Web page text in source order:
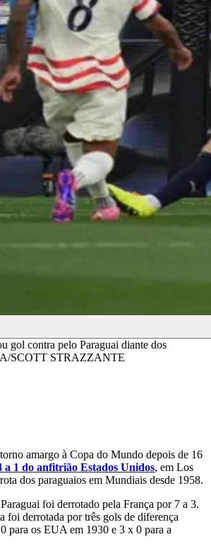
gol contra pelo Paraguai diante dos
SCOTT STRAZZANTE
amargo à Copa do Mundo depois de 16
a 1 do anfitrião Estados Unidos, em Los
dos paraguaios em Mundiais desde 1958.
foi derrotado pela França por 7 a 3.
foi derrotada por três gols de diferença
para os EUA em 1930 e 3 x 0 para a